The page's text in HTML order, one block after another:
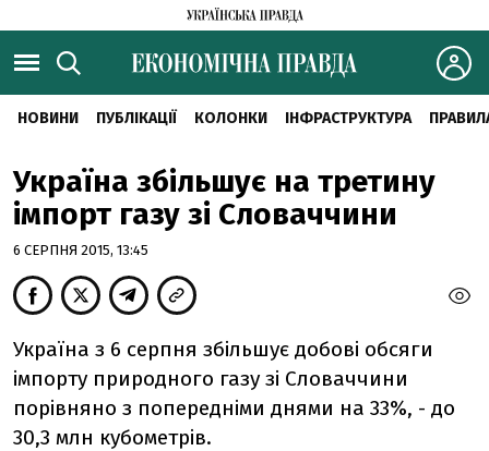
НОВИНИ ПУБЛІКАЦІЇ КОЛОНКИ ІНФРАСТРУКТУРА
Україна збільшує на третину
імпорт газу зі Словаччини
6 СЕРПНЯ 2015, 13:45
Україна з 6 серпня збільшує добові обсяги
імпорту природного газу зі Словаччини
порівняно з попередніми днями на 33%, - до
30,3 млн кубометрів.